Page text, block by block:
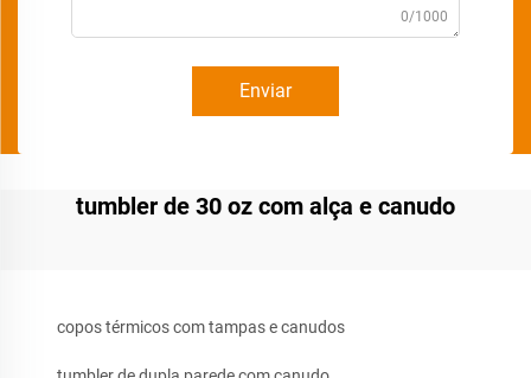
0/1000
Enviar
tumbler de 30 oz com alça e canudo
copos térmicos com tampas e canudos